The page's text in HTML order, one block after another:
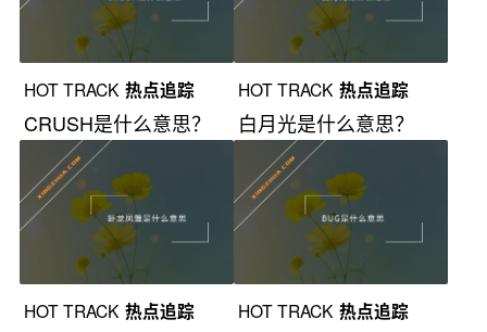
HOT TRACK 热点追踪
CRUSH是什么意思？
HOT TRACK 热点追踪
白月光是什么意思？
HOT TRACK 热点追踪 HOT TRACK 热点追踪